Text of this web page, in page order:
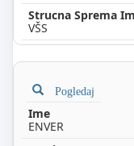
VŠS
Pogledaj
ENVER